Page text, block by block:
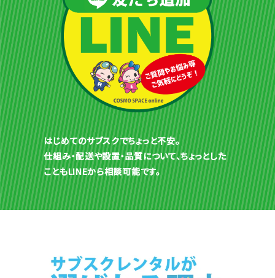
はじめてのサブスクでちょっと不安。
仕組み・配送や設置・品質について、ちょっとした
こともLINEから相談可能です。